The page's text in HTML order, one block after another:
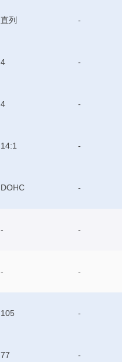
直列 -
4 -
4 -
14:1 -
DOHC -
- -
- -
105 -
77 -